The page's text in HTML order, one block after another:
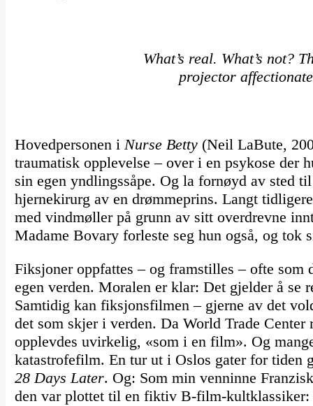
What’s real. What’s not?
projector
Hovedpersonen i Nurse Betty (Neil LaBute,
traumatisk opplevelse – over i en psykose der
sin egen yndlingssåpe. Og la fornøyd av sted
hjernekirurg av en drømmeprins. Langt
med vindmøller på grunn av sitt overdrevne
Madame Bovary forleste seg hun også, og tok
Fiksjoner oppfattes – og framstilles – ofte
egen verden. Moralen er klar: Det gjelder å se
Samtidig kan fiksjonsfilmen – gjerne av det
det som skjer i verden. Da World Trade
opplevdes uvirkelig, «som i en film». Og
katastrofefilm. En tur ut i Oslos gater for tiden
28 Days Later. Og: Som min venninne
den var plottet til en fiktiv B-film-kultklassiker: